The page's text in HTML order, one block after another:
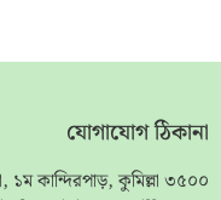
যোগাযোগ ঠিকানা
১ম কান্দিরপাড়, কুমিল্লা ৩৫০০